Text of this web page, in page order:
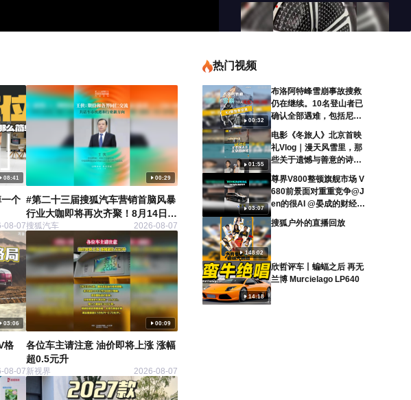
沉浸式体验2023款奔驰EQS
450+，满屏的高级感让你心动了
吗？
啾啾小胖嘎 2024-11-10
EQS出局了 奔驰打算开发 新纯电S
轿车
08:41
个
08-07
00:29
#第二十三届搜狐汽车营销首脑风暴
行业大咖即将再次齐聚！8月14日，
由中国国际贸易促进委员会汽车行
业分会作为指导单位，由搜狐汽车
主办的第二十三届搜狐汽车营销首
脑风暴将正式启幕。中国机械工业
联合会副会长、中国国际贸易促进
委员会汽车行业分会会长王侠 送上
预祝寄语。
搜狐汽车 2026-08-07
03:06
格
08-07
00:09
各位车主请注意 油价即将上涨 涨幅
超0.5元升
新视界 2026-08-07
热门视频
00:32
布洛阿特峰雪崩事故搜救
仍在继续。10名登山者已
确认全部遇难，包括尼姆
斯·普尔加和中国登山者王
忠。事故也波及邻近K2，
多数队伍终止冲顶，喀喇
昆仑8000米商业攀登季提
前结束。愿逝者安息，也
愿搜救人员平安归来。@
张朝阳 @狐克斯姐 @晏成
HU @搜狐跑步 @搜狐无
搜狐户外 @搜狐体育 @搜
狐垂钓
01:55
电影《冬旅人》北京首映
礼Vlog｜漫天风雪里，那
些关于遗憾与善意的诗。
鲁丹导演说这个故事源于
她父亲离世后无法释怀的
遗憾，于是把私人伤痛变
成银幕上三个异乡人的冬
日相遇。我们都在某个故
对创伤的某种补救。影片8
月7日上映，一部值得静静
03:07
尊界V800整顿旗舰市场 V
680前景面对重重竞争@J
en的很AI @晏成的财经观
察 @搜狐汽车 @大月月的
小森林 @摸鱼兄弟 @极限
朝阳
148:02
搜狐户外的直播回放
14:18
欣哲评车丨蝙蝠之后 再无
兰博 Murcielago LP640